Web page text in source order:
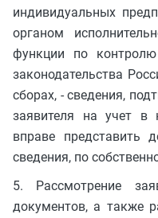
индивидуальных
органом
функции по
законодательства
сборах, - сведения,
заявителя на учет в
вправе представить
сведения, по
5. Рассмотрение
документов, а также